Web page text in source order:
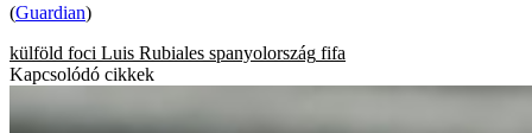
(Guardian)
külföld foci Luis Rubiales spanyolország fifa
Kapcsolódó cikkek